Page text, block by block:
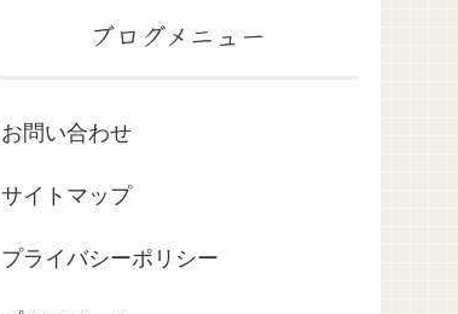
ブログメニュー
お問い合わせ
サイトマップ
プライバシーポリシー